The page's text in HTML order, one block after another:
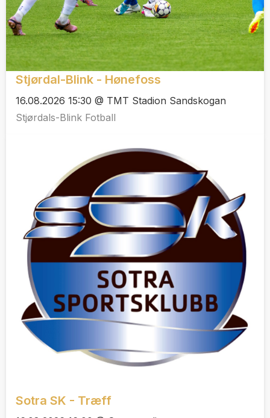
Stjørdal-Blink - Hønefoss
16.08.2026 15:30 @ TMT Stadion Sandskogan
Stjørdals-Blink Fotball
Sotra SK - Træff